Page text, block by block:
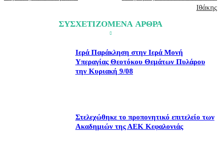
Ιθάκης
ΣΥΣΧΕΤΙΖΟΜΕΝΑ ΑΡΘΡΑ
Ιερά Παράκληση στην Ιερά Μονή
Υπεραγίας Θεοτόκου Θεμάτων Πυλάρου
την Κυριακή 9/08
Στελεχώθηκε το προπονητικό επιτελείο των
Ακαδημιών της ΑΕΚ Κεφαλονιάς